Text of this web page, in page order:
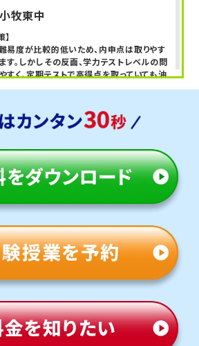
目指すなら、受験に強いトライに
生徒の合格実績の一部。
牧東中
易度が比較的低いため、内申点は取りやす
す。しかしその反面、学力テストレベルの問
すく、定期テストで高得点を取っていても油
えて、日々の学習習慣をつけることが重要
中
の指導を希望する生徒さまや、同じ学校の
境で集中して学習したい生徒さまが、公共
者様の送迎によって通塾されています。毎
を利用するのが難しい生徒さまも多いた
め、塾のない日には家庭学習で生じた疑問
めておく力が非常に重要になります。その
具体的な方法についても、丁寧に指導して
通機関や保護者様の送迎により、毎週土曜
ている生徒さまも多く在籍しています。
スを利用することが難しいため、期別講習